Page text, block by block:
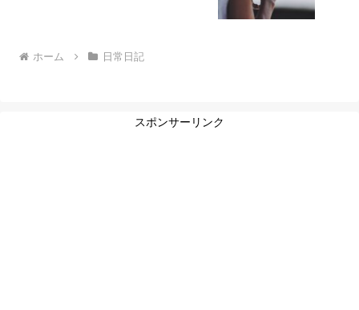
ホーム 日常日記
スポンサーリンク